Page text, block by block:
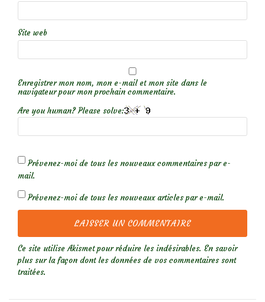
Site web
Enregistrer mon nom, mon e-mail et mon site dans le
navigateur pour mon prochain commentaire.
Are you human? Please solve:
Prévenez-moi de tous les nouveaux commentaires par e-
mail.
Prévenez-moi de tous les nouveaux articles par e-mail.
Ce site utilise Akismet pour réduire les indésirables. En savoir
plus sur la façon dont les données de vos commentaires sont
traitées.